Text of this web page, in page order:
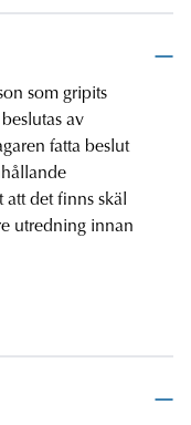
som gripits
av
fatta beslut
att det finns skäl
utredning innan